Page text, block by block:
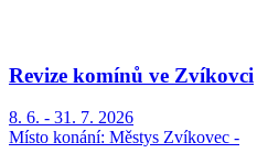
Revize komínů ve Zvíkovci
8. 6. - 31. 7. 2026
Místo konání: Městys Zvíkovec -